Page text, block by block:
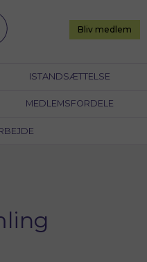
ISTANDSÆTTELSE
MEDLEMSFORDELE
Bliv medlem